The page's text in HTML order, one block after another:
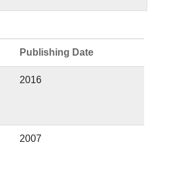
Publishing Date
2016
2007